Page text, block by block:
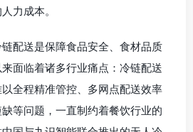
力成本。
配送是保障食品安全、食材品质
面临着诸多行业痛点：冷链配送
全程精准管控、多网点配送效率
等问题，一直制约着餐饮行业的